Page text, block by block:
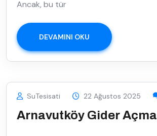
Ancak, bu tür
DEVAMINI OKU
SuTesisati 22 Ağustos 2025
Arnavutköy Gider Açma